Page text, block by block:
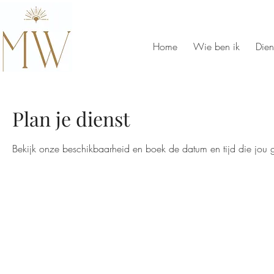
Home Wie ben ik
Plan je dienst
Bekijk onze beschikbaarheid en boek de datum en tijd die jou